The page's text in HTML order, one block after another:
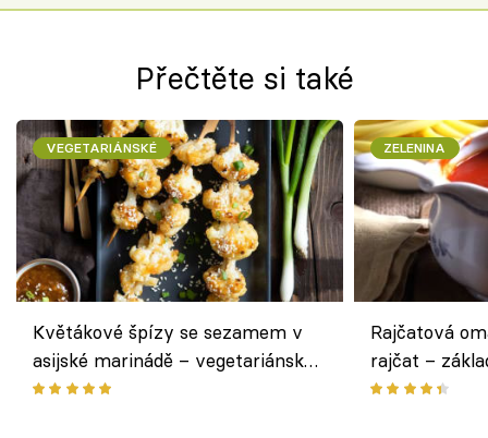
Přečtěte si také
VEGETARIÁNSKÉ
Květákové špízy se sezamem v
asijské marinádě – vegetariánská
chuťovka z grilu
ZELENINA
Rajčatová
rajčat –